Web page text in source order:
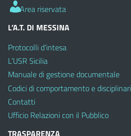
Area riservata
L’A.T. DI MESSINA
Protocolli d’intesa
L’USR Sicilia
Manuale di gestione documentale
Codici di comportamento e disciplinari
Contatti
Ufficio Relazioni con il Pubblico
TRASPARENZA